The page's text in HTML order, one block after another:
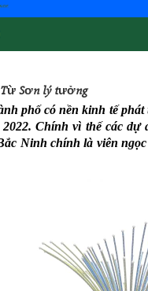
Từ Sơn lý tưởng
phố có nền kinh tế
Chính vì thế các
Ninh chính là viên